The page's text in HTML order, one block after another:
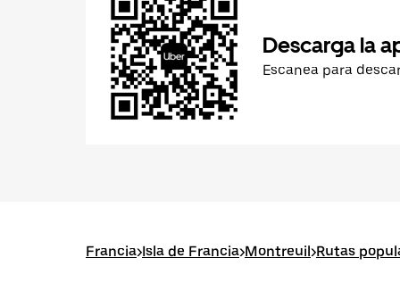
Descarga la
Escanea para
Francia>Isla de Francia>Montreuil>Rutas